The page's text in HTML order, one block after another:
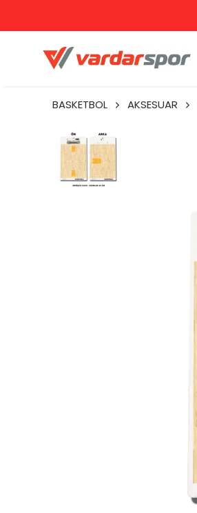
BASKETBOL AKSESUAR